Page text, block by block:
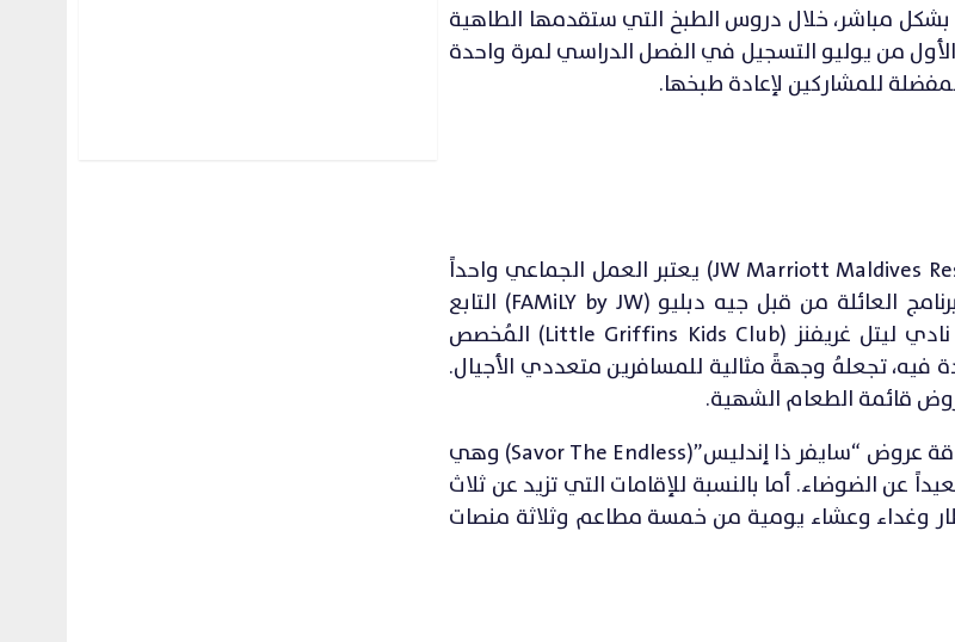
مباشر، خلال دروس الطبخ التي ستقدمها الطاهية
من يوليو التسجيل في الفصل الدراسي لمرة واحدة
للمشاركين لإعادة طبخها.
نظراً لكون منتجع وسبا جيه دبليو ماريوت المالديف (JW Marriott Maldives Resort & Spa) يعتبر العمل الجماعي واحداً
من قيمهِ الأساسية. فإنه يوفر اجواءً خاصةً للأطفال من خلال برنامج العائلة من قبل جيه دبليو (FAMiLY by JW) التابع
للمنتجع الفاخر. والذي يقدم 100 فعالية ونشاط متنوعة في نادي ليتل غريفنز (Little Griffins Kids Club) المُخصص
فيه، تجعلهُ وجهةً مثالية للمسافرين متعددي الأجيال.
قائمة الطعام الشهية.
ولجعل السفر صيفاً أكثر سهولةً أعدَ المنتجع ذو الخمس نجوم، باقة عروض “سايفر ذا إندليس”(Savor The Endless) وهي
عن الضوضاء. أما بالنسبة للإقامات التي تزيد عن ثلاث
على خصم بنسبة 20٪ ووجبات إفطار وغداء وعشاء يومية من خمسة مطاعم وثلاثة منصات